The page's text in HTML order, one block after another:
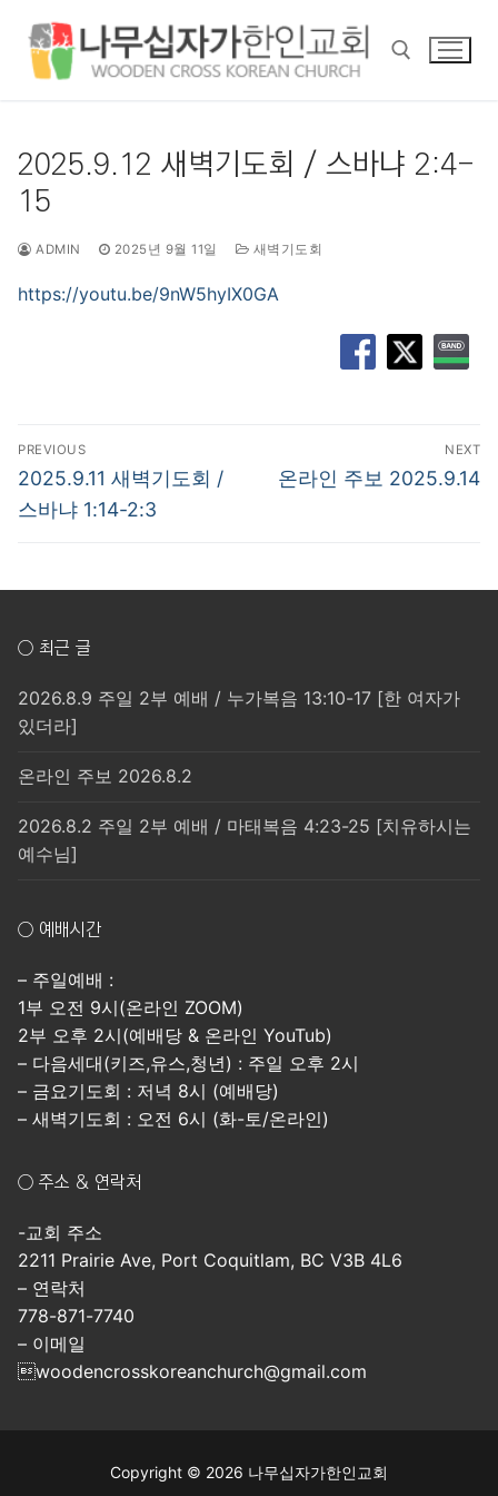
2025.9.12 새벽기도회 / 스바냐 2:4-
15
ADMIN 2025년 9월 11일 새벽기도회
https://youtu.be/9nW5hyIX0GA
글
탐
색
PREVIOUS
Previous
post:
2025.9.11 새벽기도회 /
스바냐 1:14-2:3
NEXT
Next
온라인 주보 2025.9.14
○ 최근 글
2026.8.9 주일 2부 예배 / 누가복음 13:10-17 [한 여자가
있더라]
온라인 주보 2026.8.2
2026.8.2 주일 2부 예배 / 마태복음 4:23-25 [치유하시는
예수님]
○ 예배시간
– 주일예배 :
1부 오전 9시(온라인 ZOOM)
2부 오후 2시(예배당 & 온라인 YouTub)
– 다음세대(키즈,유스,청년) : 주일 오후 2시
– 금요기도회 : 저녁 8시 (예배당)
– 새벽기도회 : 오전 6시 (화-토/온라인)
○ 주소 & 연락처
-교회 주소
2211 Prairie Ave, Port Coquitlam, BC V3B 4L6
– 연락처
778-871-7740
– 이메일
woodencrosskoreanchurch@gmail.com
Copyright © 2026 나무십자가한인교회